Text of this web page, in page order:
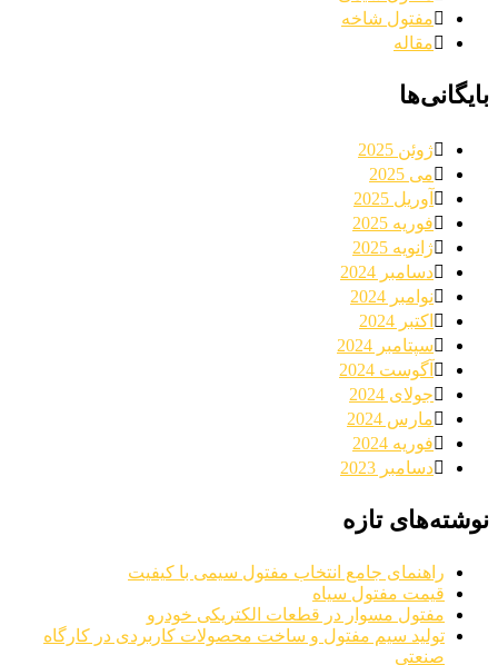
مفتول شاخه
مقاله
ژوئن 2025
می 2025
آوریل 2025
فوریه 2025
ژانویه 2025
دسامبر 2024
نوامبر 2024
اکتبر 2024
سپتامبر 2024
آگوست 2024
جولای 2024
مارس 2024
فوریه 2024
دسامبر 2023
تازه
جامع انتخاب مفتول سیمی با کیفیت
مفتول سیاه
مسوار در قطعات الکتریکی خودرو
سیم مفتول و ساخت محصولات کاربردی در کارگاه